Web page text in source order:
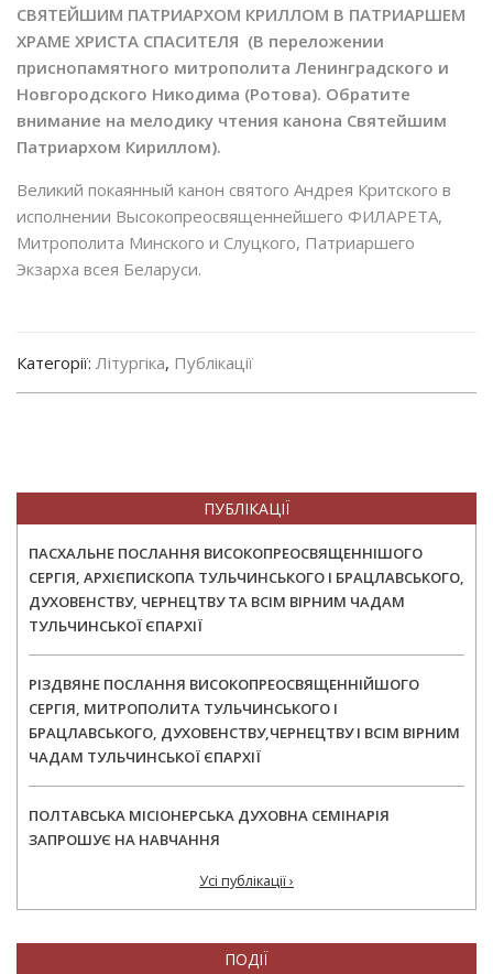
СВЯТЕЙШИМ ПАТРИАРХОМ КРИЛЛОМ В ПАТРИАРШЕМ
ХРАМЕ ХРИСТА СПАСИТЕЛЯ (В переложении
приснопамятного митрополита Ленинградского и
Новгородского Никодима (Ротова). Обратите
внимание на мелодику чтения канона Святейшим
Патриархом Кириллом).
Великий покаянный канон святого Андрея Критского в
исполнении Высокопреосвященнейшего ФИЛАРЕТА,
Митрополита Минского и Слуцкого, Патриаршего
Экзарха всея Беларуси.
Категорії: Літургіка, Публікації
ПУБЛІКАЦІЇ
ПАСХАЛЬНЕ ПОСЛАННЯ ВИСОКОПРЕОСВЯЩЕННІШОГО
СЕРГІЯ, АРХІЄПИСКОПА ТУЛЬЧИНСЬКОГО І БРАЦЛАВСЬКОГО,
ДУХОВЕНСТВУ, ЧЕРНЕЦТВУ ТА ВСІМ ВІРНИМ ЧАДАМ
ТУЛЬЧИНСЬКОЇ ЄПАРХІЇ
РІЗДВЯНЕ ПОСЛАННЯ ВИСОКОПРЕОСВЯЩЕННІЙШОГО
СЕРГІЯ, МИТРОПОЛИТА ТУЛЬЧИНСЬКОГО І
БРАЦЛАВСЬКОГО, ДУХОВЕНСТВУ,ЧЕРНЕЦТВУ І ВСІМ ВІРНИМ
ЧАДАМ ТУЛЬЧИНСЬКОЇ ЄПАРХІЇ
ПОЛТАВСЬКА МІСІОНЕРСЬКА ДУХОВНА СЕМІНАРІЯ
ЗАПРОШУЄ НА НАВЧАННЯ
Усі публікації ›
ПОДІЇ